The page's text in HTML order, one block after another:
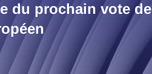
du prochain vote de